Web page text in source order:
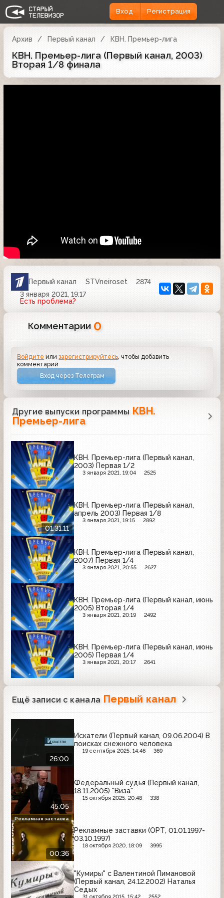
Вход Регистрация
Архив Первый канал КВН. Премьер-лига
КВН. Премьер-лига (Первый канал, 2003)
Вторая 1/8 финала
Первый канал STVneiroset
2874
3 января 2021, 19:17
Есть проблема?
Комментарии 0
Войдите илизарегистрируйтесь , чтобы добавить
комментарий
Вход через Телеграм
Другие выпуски программы КВН.
Премьер-лига
КВН. Премьер-лига (Первый канал,
2003) Первая 1/2
3 января 2021, 19:04 2525
01:31:11
КВН. Премьер-лига (Первый канал,
апрель 2003) Первая 1/8
3 января 2021, 19:15 2892
КВН. Премьер-лига (Первый канал,
2007) Первая 1/4
3 января 2021, 20:55 2627
КВН. Премьер-лига (Первый канал, июнь
2005) Вторая 1/4
3 января 2021, 20:19 2492
КВН. Премьер-лига (Первый канал, июнь
2005) Первая 1/4
3 января 2021, 20:17 2641
Ещё записи с канала Первый канал
26:00
Искатели (Первый канал, 09.06.2004) В
поисках снежного человека
19 сентября 2025, 14:46 369
45:05
Федеральный судья (Первый канал,
18.11.2005) "Виза"
15 октября 2025, 20:48 338
00:36
Рекламные заставки (ОРТ, 01.01.1997-
03.10.1997)
18 октября 2020, 18:09 3995
Рекламная заставка
"Кумиры" с Валентиной Пимановой
(Первый канал, 24.12.2002) Наталья
Седых